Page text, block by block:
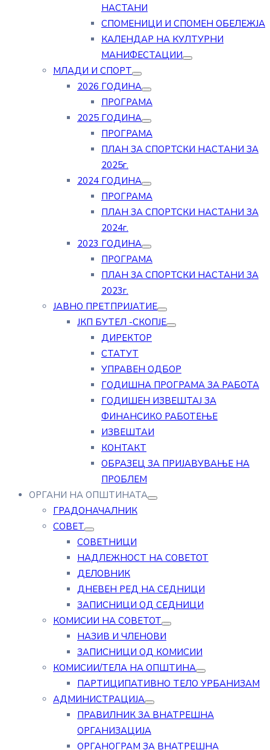
НАСТАНИ
СПОМЕНИЦИ И СПОМЕН ОБЕЛЕЖЈА
КАЛЕНДАР НА КУЛТУРНИ
МАНИФЕСТАЦИИ
МЛАДИ И СПОРТ
2026 ГОДИНА
ПРОГРАМА
2025 ГОДИНА
ПРОГРАМА
ПЛАН ЗА СПОРТСКИ НАСТАНИ ЗА
2025г.
2024 ГОДИНА
ПРОГРАМА
ПЛАН ЗА СПОРТСКИ НАСТАНИ ЗА
2024г.
2023 ГОДИНА
ПРОГРАМА
ПЛАН ЗА СПОРТСКИ НАСТАНИ ЗА
2023г.
ЈАВНО ПРЕТПРИЈАТИЕ
ЈКП БУТЕЛ -СКОПЈЕ
ДИРЕКТОР
СТАТУТ
УПРАВЕН ОДБОР
ГОДИШНА ПРОГРАМА ЗА РАБОТА
ГОДИШЕН ИЗВЕШТАЈ ЗА
ФИНАНСИКО РАБОТЕЊЕ
ИЗВЕШТАИ
КОНТАКТ
ОБРАЗЕЦ ЗА ПРИЈАВУВАЊЕ НА
ПРОБЛЕМ
ОРГАНИ НА ОПШТИНАТА
ГРАДОНАЧАЛНИК
СОВЕТ
СОВЕТНИЦИ
НАДЛЕЖНОСТ НА СОВЕТОТ
ДЕЛОВНИК
ДНЕВЕН РЕД НА СЕДНИЦИ
ЗАПИСНИЦИ ОД СЕДНИЦИ
КОМИСИИ НА СОВЕТОТ
НАЗИВ И ЧЛЕНОВИ
ЗАПИСНИЦИ ОД КОМИСИИ
КОМИСИИ/ТЕЛА НА ОПШТИНА
ПАРТИЦИПАТИВНО ТЕЛО УРБАНИЗАМ
АДМИНИСТРАЦИЈА
ПРАВИЛНИК ЗА ВНАТРЕШНА
ОРГАНИЗАЦИЈА
ОРГАНОГРАМ ЗА ВНАТРЕШНА